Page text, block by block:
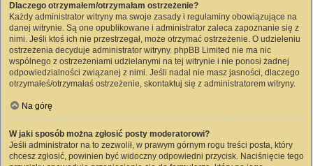
Dlaczego otrzymałem/otrzymałam ostrzeżenie?
Każdy administrator witryny ma swoje zasady i regulaminy obowiązujące na
danej witrynie. Są one opublikowane i administrator zaleca zapoznanie się z
nimi. Jeśli ktoś ich nie przestrzegał, może otrzymać ostrzeżenie. O udzieleniu
ostrzeżenia decyduje administrator witryny. phpBB Limited nie ma nic
wspólnego z ostrzeżeniami udzielanymi na tej witrynie i nie ponosi żadnej
odpowiedzialności związanej z nimi. Jeśli nadal nie masz jasności, dlaczego
otrzymałeś/otrzymałaś ostrzeżenie, skontaktuj się z administratorem witryny.
Na górę
W jaki sposób można zgłosić posty moderatorowi?
Jeśli administrator na to zezwolił, w prawym górnym rogu treści posta, który
chcesz zgłosić, powinien być widoczny odpowiedni przycisk. Naciśnięcie tego